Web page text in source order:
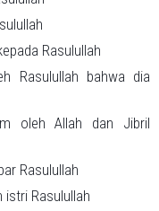
Rasulullah
Rasulullah bahwa dia
oleh Allah dan Jibril
Rasulullah
istri Rasulullah